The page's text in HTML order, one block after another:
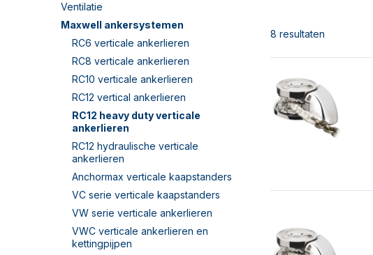
Ventilatie
Maxwell ankersystemen
RC6 verticale ankerlieren
RC8 verticale ankerlieren
RC10 verticale ankerlieren
RC12 vertical ankerlieren
RC12 heavy duty verticale
ankerlieren
RC12 hydraulische verticale
ankerlieren
Anchormax verticale kaapstanders
VC serie verticale kaapstanders
VW serie verticale ankerlieren
VWC verticale ankerlieren en
kettingpijpen
8 resultaten